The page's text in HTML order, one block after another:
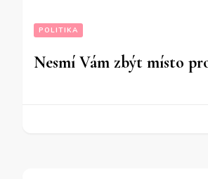
POLITIKA
Nesmí Vám zbýt místo